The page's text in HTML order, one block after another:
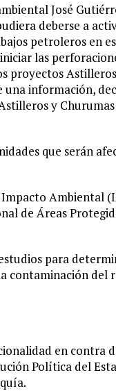
José
deberse a
petroleros en
las
proyectos
una información,
y
que serán
Ambiental
de Áreas
para
contaminación del
en contra
Política del